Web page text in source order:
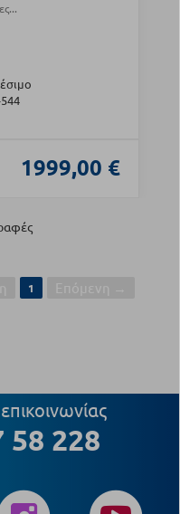
1999,00 €
1
58 228